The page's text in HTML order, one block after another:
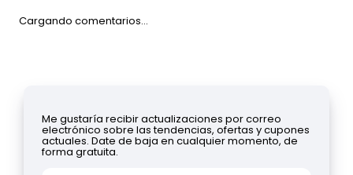
Cargando comentarios…
Me gustaría recibir actualizaciones por correo
electrónico sobre las tendencias, ofertas y cupones
actuales. Date de baja en cualquier momento, de
forma gratuita.